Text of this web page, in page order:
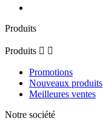
Produits
Produits  
Promotions
Nouveaux produits
Meilleures ventes
Notre société